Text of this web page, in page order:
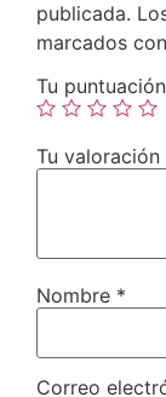
publicada.
marcados con
Tu puntuación
Tu valoración
Nombre *
Correo